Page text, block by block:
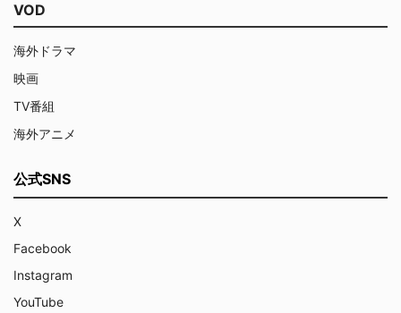
VOD
海外ドラマ
映画
TV番組
海外アニメ
公式SNS
X
Facebook
Instagram
YouTube